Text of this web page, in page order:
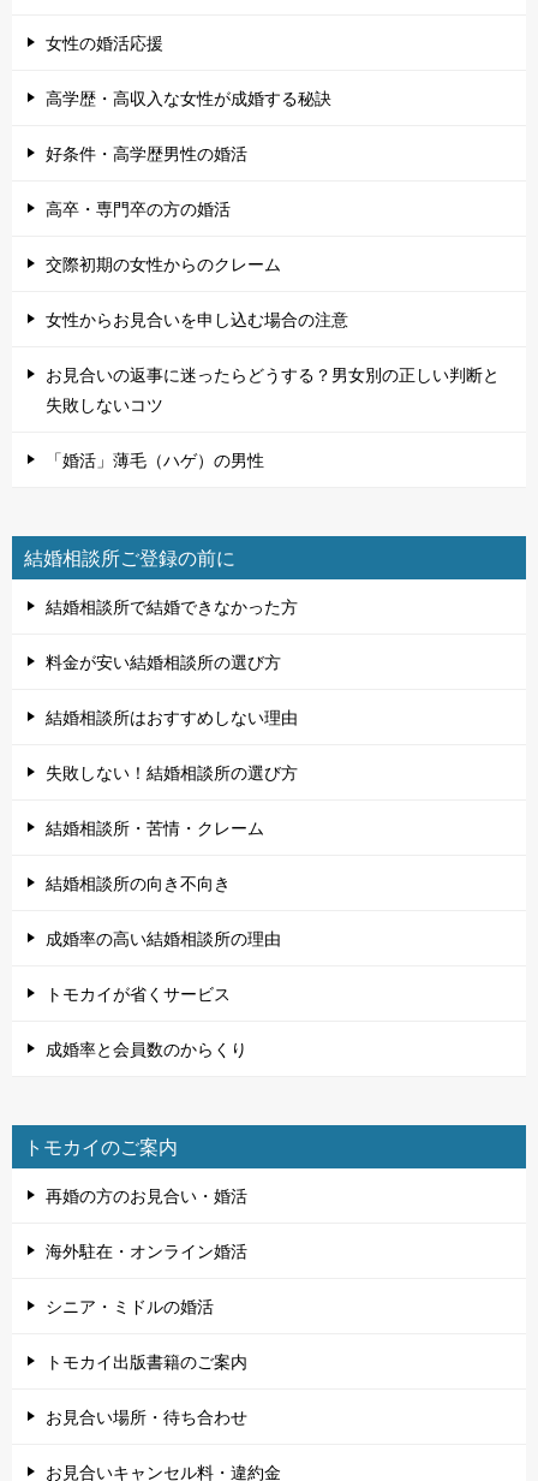
女性の婚活応援
高学歴・高収入な女性が成婚する秘訣
好条件・高学歴男性の婚活
高卒・専門卒の方の婚活
交際初期の女性からのクレーム
女性からお見合いを申し込む場合の注意
お見合いの返事に迷ったらどうする？男女別の正しい判断と
失敗しないコツ
「婚活」薄毛（ハゲ）の男性
結婚相談所ご登録の前に
結婚相談所で結婚できなかった方
料金が安い結婚相談所の選び方
結婚相談所はおすすめしない理由
失敗しない！結婚相談所の選び方
結婚相談所・苦情・クレーム
結婚相談所の向き不向き
成婚率の高い結婚相談所の理由
トモカイが省くサービス
成婚率と会員数のからくり
トモカイのご案内
再婚の方のお見合い・婚活
海外駐在・オンライン婚活
シニア・ミドルの婚活
トモカイ出版書籍のご案内
お見合い場所・待ち合わせ
お見合いキャンセル料・違約金